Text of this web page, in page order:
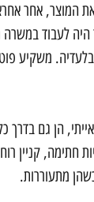
המוצר, אחר
לעבוד
משקיע
הן גם בדרך
חתימה, קניין
מתעוררות.